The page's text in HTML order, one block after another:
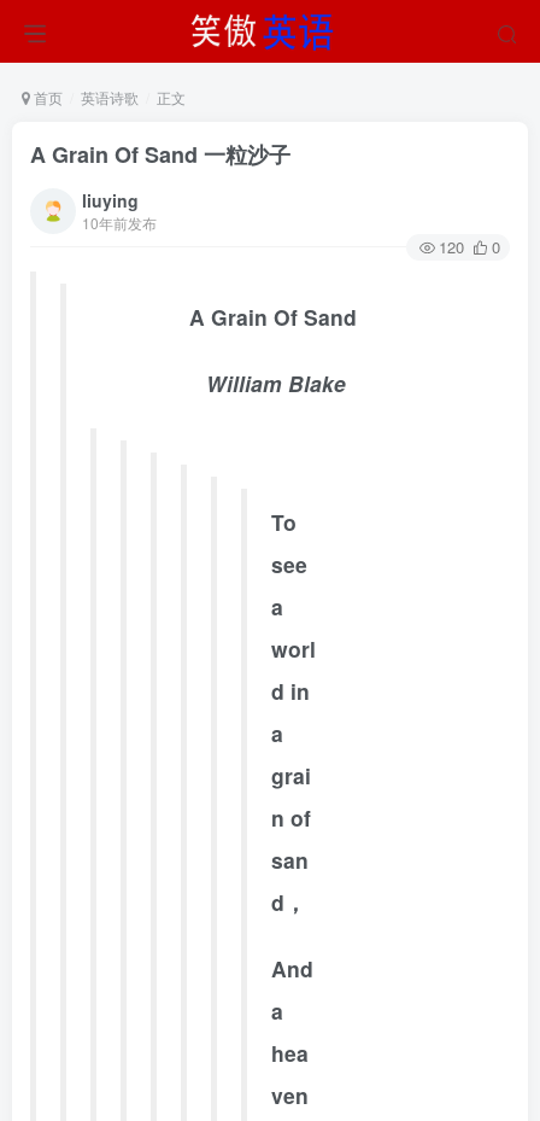
首页 英语诗歌 正文
A Grain Of Sand 一粒沙子
liuying
10年前发布
120 0
A Grain Of Sand
William Blake
To
see
a
worl
d in
a
grai
n of
san
d，
And
a
hea
ven